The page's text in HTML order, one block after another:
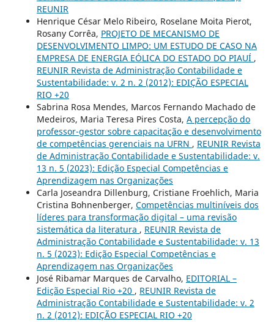
REUNIR
Henrique César Melo Ribeiro, Roselane Moita Pierot,
Rosany Corrêa, PROJETO DE MECANISMO DE
DESENVOLVIMENTO LIMPO: UM ESTUDO DE CASO NA
EMPRESA DE ENERGIA EÓLICA DO ESTADO DO PIAUÍ ,
REUNIR Revista de Administração Contabilidade e
Sustentabilidade: v. 2 n. 2 (2012): EDIÇÃO ESPECIAL
RIO +20
Sabrina Rosa Mendes, Marcos Fernando Machado de
Medeiros, Maria Teresa Pires Costa, A percepção do
professor-gestor sobre capacitação e desenvolvimento
de competências gerenciais na UFRN , REUNIR Revista
de Administração Contabilidade e Sustentabilidade: v.
13 n. 5 (2023): Edição Especial Competências e
Aprendizagem nas Organizações
Carla Joseandra Dillenburg, Cristiane Froehlich, Maria
Cristina Bohnenberger, Competências multiníveis dos
líderes para transformação digital – uma revisão
sistemática da literatura , REUNIR Revista de
Administração Contabilidade e Sustentabilidade: v. 13
n. 5 (2023): Edição Especial Competências e
Aprendizagem nas Organizações
José Ribamar Marques de Carvalho, EDITORIAL –
Edição Especial Rio +20 , REUNIR Revista de
Administração Contabilidade e Sustentabilidade: v. 2
n. 2 (2012): EDIÇÃO ESPECIAL RIO +20